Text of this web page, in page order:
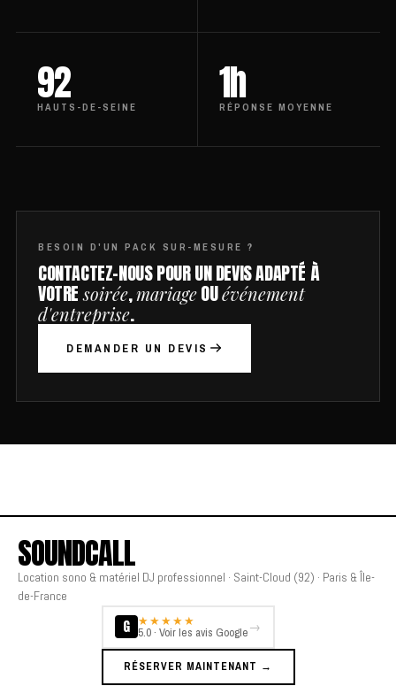
92
HAUTS-DE-SEINE 1h
RÉPONSE MOYENNE
BESOIN D'UN PACK SUR-MESURE ?
CONTACTEZ-NOUS POUR UN DEVIS ADAPTÉ À
VOTREsoirée,mariageOUévénement
d'entreprise.
DEMANDER UN DEVIS
SOUNDCALL
Location sono & matériel DJ professionnel · Saint-Cloud (92) · Paris & Île-
de-France
G ★★★★★
5.0 · Voir les avis Google→
RÉSERVER MAINTENANT →